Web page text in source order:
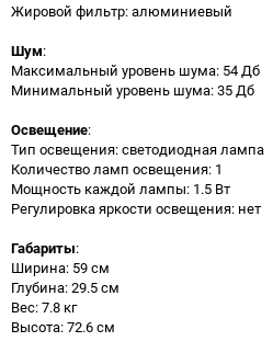
Жировой фильтр: алюминиевый
Шум:
Максимальный уровень шума: 54 Дб
Минимальный уровень шума: 35 Дб
Освещение:
Тип освещения: светодиодная лампа
Количество ламп освещения: 1
Мощность каждой лампы: 1.5 Вт
Регулировка яркости освещения: нет
Габариты:
Ширина: 59 см
Глубина: 29.5 см
Вес: 7.8 кг
Высота: 72.6 см